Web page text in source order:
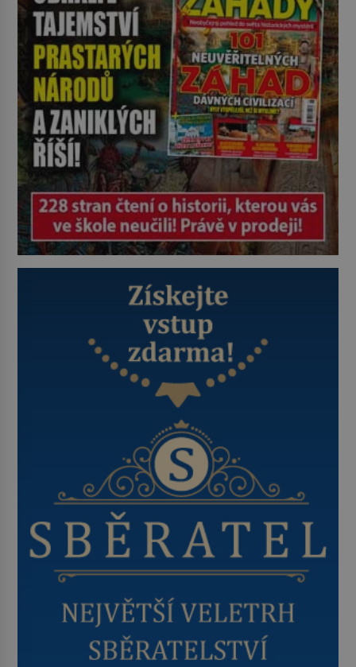
podpory v nezaměstnanosti. Kam
vás pozveme? Unikátní hřbitov,
který si vysloužil název „Veselý“,
najdeme v rumunské vesnici
Sapanta, nedaleko hranic […]